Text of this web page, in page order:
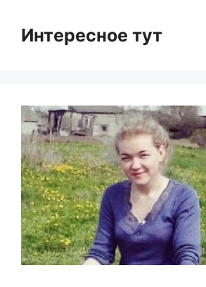
contentИнтересное тут